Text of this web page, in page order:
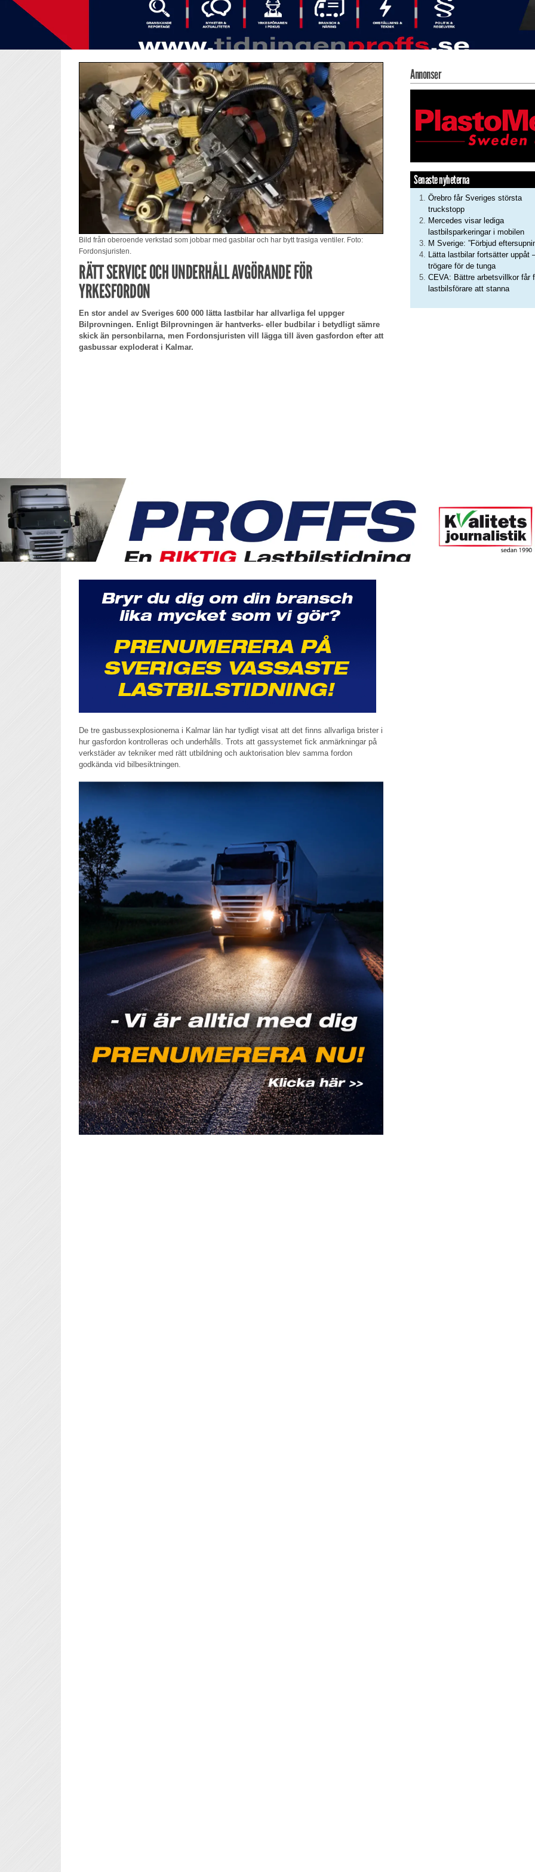
Bild från oberoende verkstad som jobbar med gasbilar och har bytt trasiga ventiler. Foto:
Fordonsjuristen.
RÄTT SERVICE OCH UNDERHÅLL AVGÖRANDE FÖR
YRKESFORDON
En stor andel av Sveriges 600 000 lätta lastbilar har allvarliga fel uppger
Bilprovningen. Enligt Bilprovningen är hantverks- eller budbilar i betydligt sämre
skick än personbilarna, men Fordonsjuristen vill lägga till även gasfordon efter att
gasbussar exploderat i Kalmar.
De tre gasbussexplosionerna i Kalmar län har tydligt visat att det finns allvarliga brister i
hur gasfordon kontrolleras och underhålls. Trots att gassystemet fick anmärkningar på
verkstäder av tekniker med rätt utbildning och auktorisation blev samma fordon
godkända vid bilbesiktningen.
Annonser
Senaste nyheterna
Örebro får Sveriges största
truckstopp
Mercedes visar lediga
lastbilsparkeringar i mobilen
M Sverige: ”Förbjud
Lätta lastbilar fortsätter uppåt
trögare för de tunga
CEVA: Bättre arbetsvillkor får
lastbilsförare att stanna